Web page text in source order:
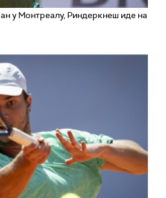
у Монтреалу, Риндеркнеш иде на